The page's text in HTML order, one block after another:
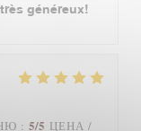
généreux!
: 5/5 ЦЕНА /